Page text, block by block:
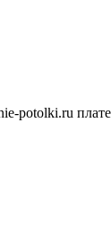
potolki.ru